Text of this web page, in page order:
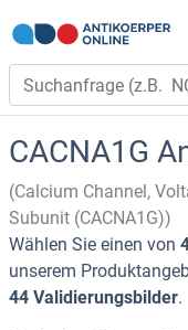
CACNA1G
(Calcium Channel,
Subunit (CACNA1G))
Wählen Sie einen von
unserem
44 Validierungsbilder.